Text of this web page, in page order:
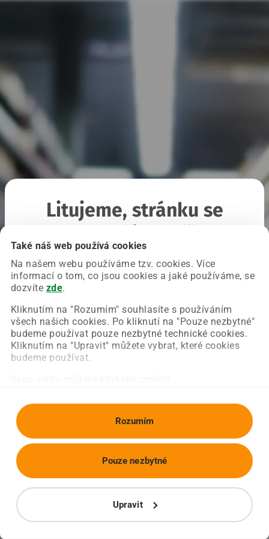
Také náš web používá cookies
Na našem webu používáme tzv. cookies. Více
informací o tom, co jsou cookies a jaké používáme, se
dozvíte zde.
Kliknutím na "Rozumím" souhlasíte s používáním
všech našich cookies. Po kliknutí na "Pouze nezbytné"
budeme používat pouze nezbytné technické cookies.
Kliknutím na "Upravit" můžete vybrat, které cookies
budeme používat.
Rozumím
Upravit
Pouze nezbytné
Litujeme, stránku se
Chyba nastala na naší straně a už ji opravujeme.
Zkuste prosím znovu načíst požadovanou stránku.
Obnovit stránku Úvodní strana